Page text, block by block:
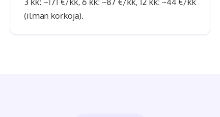
(ilman korkoja).